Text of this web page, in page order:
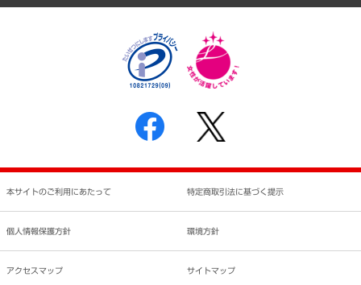
個人情報保護方針
反社会的勢力に対する基本方針
書面による個人情報の開示等の請求の手続きについて
本サイトのご利用にあたって 特定商取引法に基づく提示
個人情報保護方針 環境方針
アクセスマップ サイトマップ